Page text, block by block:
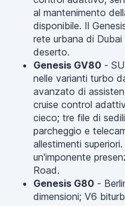
al mantenimento
disponibile. Il
rete urbana di
deserto.
Genesis GV80 -
nelle varianti turbo
avanzato di
cruise control
cieco; tre file di
parcheggio e
allestimenti
un'imponente
Road.
Genesis G80 -
dimensioni; V6